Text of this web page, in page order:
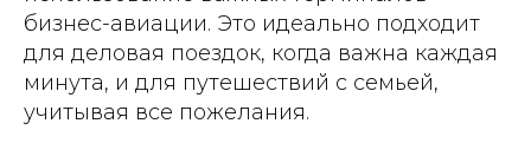
бизнес-авиации. Это идеально подходит
для деловая поездок, когда важна каждая
минута, и для путешествий с семьей,
учитывая все пожелания.